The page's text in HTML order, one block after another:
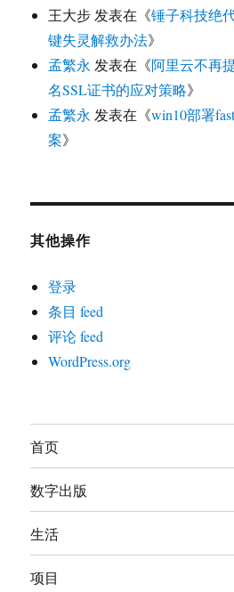
王大步 发表在《锤子科技绝
键失灵解救办法》
孟繁永 发表在《阿里云不再
名SSL证书的应对策略》
孟繁永 发表在《win10部署
案》
其他操作
登录
条目 feed
评论 feed
WordPress.org
首页
数字出版
生活
项目